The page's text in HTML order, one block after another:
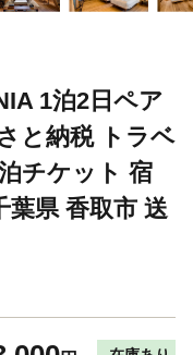
1泊2日ペア
と納税 トラベ
チケット 宿
県 香取市 送